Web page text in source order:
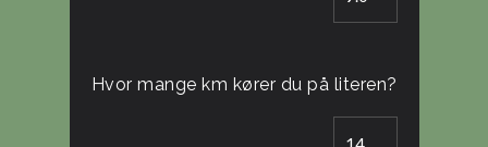
Hvor mange km kører du på literen?